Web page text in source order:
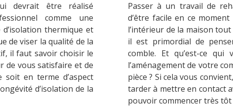
devrait être réalisé
comme une
thermique et
de viser la qualité de la
il faut savoir choisir le
de vous satisfaire et de
en terme d’aspect
d’isolation de la
Passer à un travail de
d’être facile en ce
l’intérieur de la maison
il est primordial de
comble. Et qu’est-ce
l’aménagement de votre
pièce ? Si cela vous
tarder à mettre en contact
pouvoir commencer très tôt